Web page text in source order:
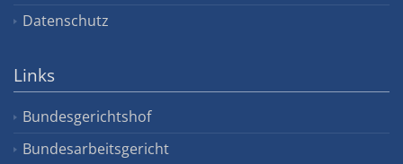
Datenschutz
Links
Bundesgerichtshof
Bundesarbeitsgericht